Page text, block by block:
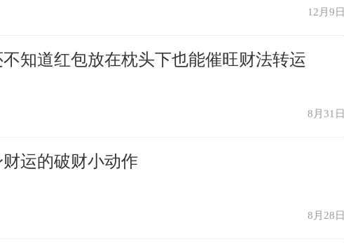
加强烈，面对一些消费的时候能够变得理性
攀比。有了这样的转变，属猴人的财富运势
越强。属猴人在2021年可以随身佩戴一件来
手绳有巩固流年财运，生旺财气，化解破财
程虽然不错，但是却很容易遭遇一些意外事
12月9日
知道红包放在枕头下也能催旺财法转运
8月31日
运的破财小动作
8月28日